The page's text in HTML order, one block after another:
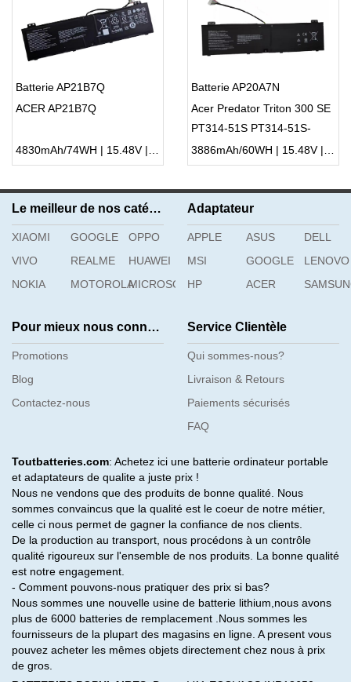
Batterie AP21B7Q
ACER AP21B7Q
4830mAh/74WH | 15.48V | Li-ion ...
Batterie AP20A7N
Acer Predator Triton 300 SE
PT314-51S PT314-51S-
76QN
3886mAh/60WH | 15.48V | Li-ion ...
Le meilleur de nos catégories
XIAOMI GOOGLE
OPPO
VIVO
REALME
HUAWEI
NOKIA
MOTOROLAMICROSOFT
Adaptateur
APPLE ASUS
DELL
MSI
GOOGLE
LENOVO
HP
ACER
Pour mieux nous connaître
Promotions
Blog
Contactez-nous
Service Clientèle
Qui sommes-nous?
Livraison & Retours
Paiements sécurisés
FAQ
Toutbatteries.com: Achetez ici une batterie ordinateur portable
et adaptateurs de qualite a juste prix !
Nous ne vendons que des produits de bonne qualité. Nous
sommes convaincus que la qualité est le coeur de notre métier,
celle ci nous permet de gagner la confiance de nos clients.
De la production au transport, nous procédons à un contrôle
qualité rigoureux sur l'ensemble de nos produits. La bonne qualité
est notre engagement.
- Comment pouvons-nous pratiquer des prix si bas?
Nous sommes une nouvelle usine de batterie lithium,nous avons
plus de 6000 batteries de remplacement .Nous sommes les
fournisseurs de la plupart des magasins en ligne. A present vous
pouvez acheter les mêmes objets directement chez nous à prix
de gros.